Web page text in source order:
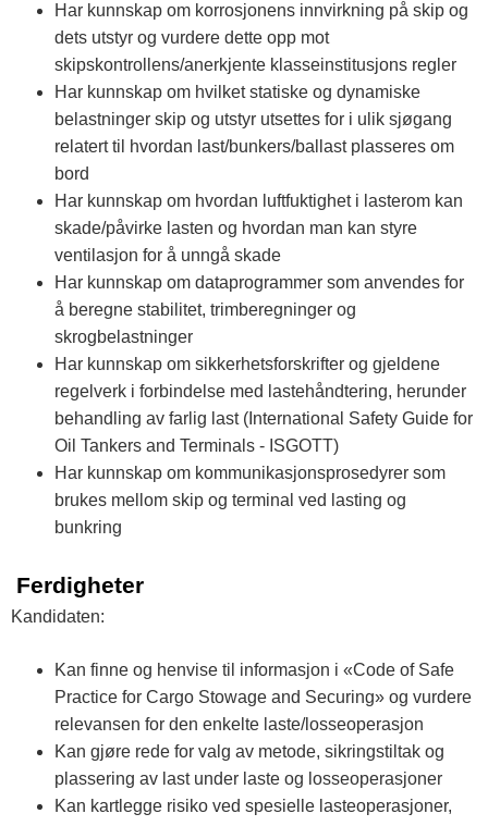
Har kunnskap om korrosjonens innvirkning på skip og
dets utstyr og vurdere dette opp mot
skipskontrollens/anerkjente klasseinstitusjons regler
Har kunnskap om hvilket statiske og dynamiske
belastninger skip og utstyr utsettes for i ulik sjøgang
relatert til hvordan last/bunkers/ballast plasseres om
bord
Har kunnskap om hvordan luftfuktighet i lasterom kan
skade/påvirke lasten og hvordan man kan styre
ventilasjon for å unngå skade
Har kunnskap om dataprogrammer som anvendes for
å beregne stabilitet, trimberegninger og
skrogbelastninger
Har kunnskap om sikkerhetsforskrifter og gjeldene
regelverk i forbindelse med lastehåndtering, herunder
behandling av farlig last (International Safety Guide for
Oil Tankers and Terminals - ISGOTT)
Har kunnskap om kommunikasjonsprosedyrer som
brukes mellom skip og terminal ved lasting og
bunkring
Ferdigheter
Kandidaten:
Kan finne og henvise til informasjon i «Code of Safe
Practice for Cargo Stowage and Securing» og vurdere
relevansen for den enkelte laste/losseoperasjon
Kan gjøre rede for valg av metode, sikringstiltak og
plassering av last under laste og losseoperasjoner
Kan kartlegge risiko ved spesielle lasteoperasjoner,